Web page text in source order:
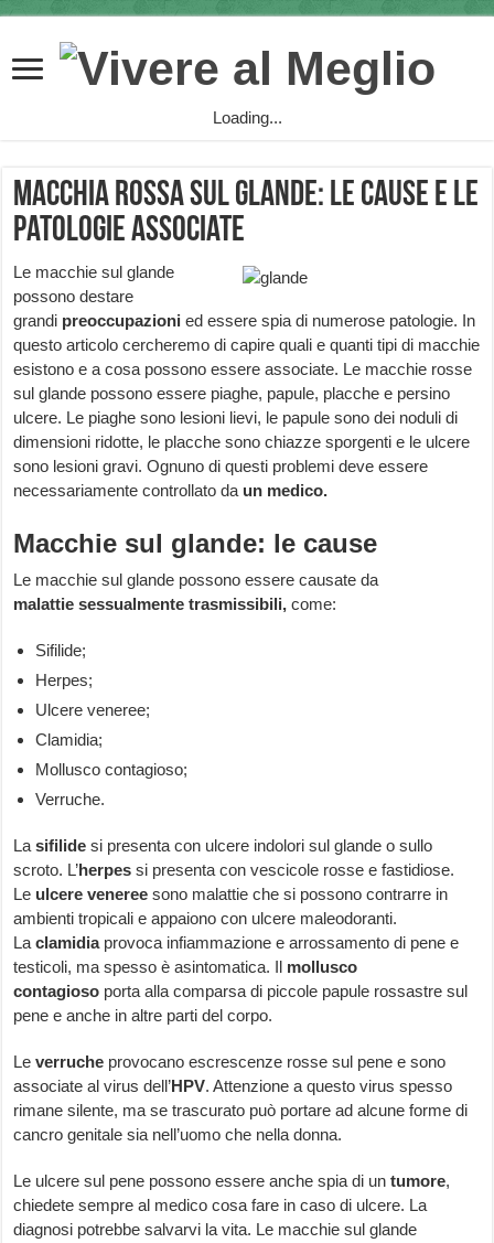
Loading...
Macchia rossa sul glande: le cause e le
patologie associate
Le macchie sul glande
possono destare
grandi preoccupazioni ed essere spia di numerose patologie. In
questo articolo cercheremo di capire quali e quanti tipi di macchie
esistono e a cosa possono essere associate. Le macchie rosse
sul glande possono essere piaghe, papule, placche e persino
ulcere. Le piaghe sono lesioni lievi, le papule sono dei noduli di
dimensioni ridotte, le placche sono chiazze sporgenti e le ulcere
sono lesioni gravi. Ognuno di questi problemi deve essere
necessariamente controllato da un medico.
Macchie sul glande: le cause
Le macchie sul glande possono essere causate da
malattie sessualmente trasmissibili, come:
Sifilide;
Herpes;
Ulcere veneree;
Clamidia;
Mollusco contagioso;
Verruche.
Lasifilide si presenta con ulcere indolori sul glande o sullo
scroto. L’herpes si presenta con vescicole rosse e fastidiose.
Le ulcere veneree sono malattie che si possono contrarre in
ambienti tropicali e appaiono con ulcere maleodoranti.
Laclamidiaprovoca infiammazione e arrossamento di pene e
testicoli, ma spesso è asintomatica. Il mollusco
contagioso porta alla comparsa di piccole papule rossastre sul
pene e anche in altre parti del corpo.
Leverruche provocano escrescenze rosse sul pene e sono
associate al virus dell’HPV. Attenzione a questo virus spesso
rimane silente, ma se trascurato può portare ad alcune forme di
cancro genitale sia nell’uomo che nella donna.
Le ulcere sul pene possono essere anche spia di untumore,
chiedete sempre al medico cosa fare in caso di ulcere. La
diagnosi potrebbe salvarvi la vita. Le macchie sul glande